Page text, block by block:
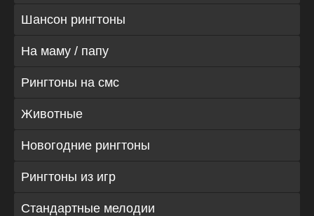
Шансон рингтоны
На маму / папу
Рингтоны на смс
Животные
Новогодние рингтоны
Рингтоны из игр
Стандартные мелодии